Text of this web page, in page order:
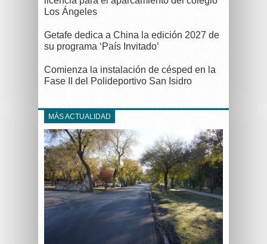
Los Ángeles
Getafe dedica a China la edición 2027 de
su programa ‘País Invitado’
Comienza la instalación de césped en la
Fase II del Polideportivo San Isidro
MÁS ACTUALIDAD